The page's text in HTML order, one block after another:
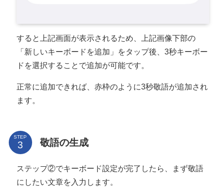
すると上記画面が表示されるため、上記画像下部の
「新しいキーボードを追加」をタップ後、3秒キーボー
ドを選択することで追加が可能です。
正常に追加できれば、赤枠のように3秒敬語が追加され
ます。
STEP 敬語の生成
ステップ②でキーボード設定が完了したら、まず敬語
にしたい文章を入力します。